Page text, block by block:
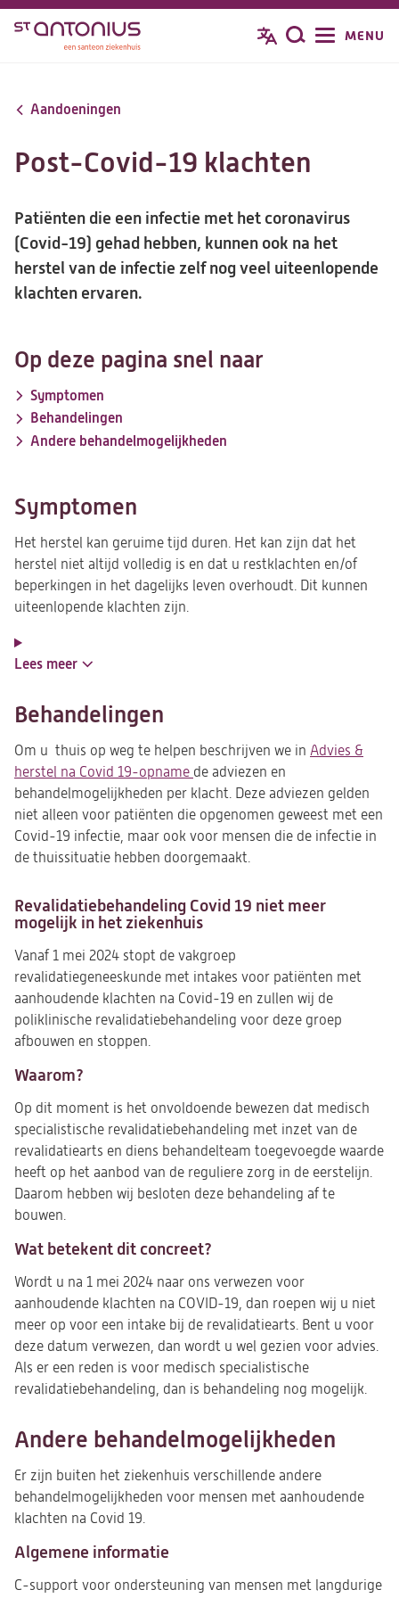
Overslaan
inhoud
Zoeken
MENU
Aandoeningen
Post-Covid-19 klachten
Patiënten die een infectie met het coronavirus
(Covid-19) gehad hebben, kunnen ook na het
herstel van de infectie zelf nog veel uiteenlopende
klachten ervaren.
Op deze pagina snel naar
Symptomen
Behandelingen
Andere behandelmogelijkheden
Symptomen
Het herstel kan geruime tijd duren. Het kan zijn dat het
herstel niet altijd volledig is en dat u restklachten en/of
beperkingen in het dagelijks leven overhoudt. Dit kunnen
uiteenlopende klachten zijn.
Lees meer
Behandelingen
Om u thuis op weg te helpen beschrijven we in Advies &
herstel na Covid 19-opname de adviezen en
behandelmogelijkheden per klacht. Deze adviezen gelden
niet alleen voor patiënten die opgenomen geweest met een
Covid-19 infectie, maar ook voor mensen die de infectie in
de thuissituatie hebben doorgemaakt.
Revalidatiebehandeling Covid 19 niet meer
mogelijk in het ziekenhuis
Vanaf 1 mei 2024 stopt de vakgroep
revalidatiegeneeskunde met intakes voor patiënten met
aanhoudende klachten na Covid-19 en zullen wij de
poliklinische revalidatiebehandeling voor deze groep
afbouwen en stoppen.
Waarom?
Op dit moment is het onvoldoende bewezen dat medisch
specialistische revalidatiebehandeling met inzet van de
revalidatiearts en diens behandelteam toegevoegde waarde
heeft op het aanbod van de reguliere zorg in de eerstelijn.
Daarom hebben wij besloten deze behandeling af te
bouwen.
Wat betekent dit concreet?
Wordt u na 1 mei 2024 naar ons verwezen voor
aanhoudende klachten na COVID-19, dan roepen wij u niet
meer op voor een intake bij de revalidatiearts. Bent u voor
deze datum verwezen, dan wordt u wel gezien voor advies.
Als er een reden is voor medisch specialistische
revalidatiebehandeling, dan is behandeling nog mogelijk.
Andere behandelmogelijkheden
Er zijn buiten het ziekenhuis verschillende andere
behandelmogelijkheden voor mensen met aanhoudende
klachten na Covid 19.
Algemene informatie
C-support voor ondersteuning van mensen met langdurige